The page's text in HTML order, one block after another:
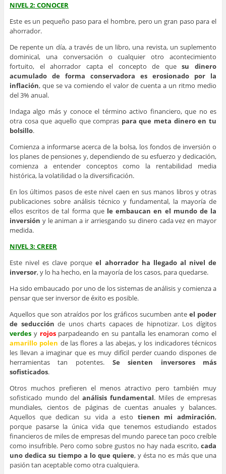
NIVEL 2: CONOCER
Este es un pequeño paso para el hombre, pero un gran paso para el
ahorrador.
De repente un día, a través de un libro, una revista, un suplemento
dominical, una conversación o cualquier otro acontecimiento
fortuito, el ahorrador capta el concepto de quesu dinero
acumulado de forma conservadora es erosionado por la
inflación, que se va comiendo el valor de cuenta a un ritmo medio
del 3% anual.
Indaga algo más y conoce el término activo financiero, que no es
otra cosa que aquello que compras para que meta dinero en tu
bolsillo.
Comienza a informarse acerca de la bolsa, los fondos de inversión o
los planes de pensiones y, dependiendo de su esfuerzo y dedicación,
comienza a entender conceptos como la rentabilidad media
histórica, la volatilidad o la diversificación.
En los últimos pasos de este nivel caen en sus manos libros y otras
publicaciones sobre análisis técnico y fundamental, la mayoría de
ellos escritos de tal forma que le embaucan en el mundo de la
inversión y le animan a ir arriesgando su dinero cada vez en mayor
medida.
NIVEL 3: CREER
Este nivel es clave porqueel ahorrador ha llegado al nivel de
inversor, y lo ha hecho, en la mayoría de los casos, para quedarse.
Ha sido embaucado por uno de los sistemas de análisis y comienza a
pensar que ser inversor de éxito es posible.
Aquellos que son atraídos por los gráficos sucumben anteel poder
de seducción de unos charts capaces de hipnotizar. Los dígitos
verdesy rojosparpadeando en su pantalla les enamoran como el
amarillo polen de las flores a las abejas, y los indicadores técnicos
les llevan a imaginar que es muy difícil perder cuando dispones de
herramientas tan potentes. Se sienten inversores más
sofisticados.
Otros muchos prefieren el menos atractivo pero también muy
sofisticado mundo delanálisis fundamental. Miles de empresas
mundiales, cientos de páginas de cuentas anuales y balances.
Aquellos que dedican su vida a esto tienen mi admiración,
porque pasarse la única vida que tenemos estudiando estados
financieros de miles de empresas del mundo parece tan poco creíble
como insufrible. Pero como sobre gustos no hay nada escrito,cada
uno dedica su tiempo a lo que quiere, y ésta no es más que una
pasión tan aceptable como otra cualquiera.